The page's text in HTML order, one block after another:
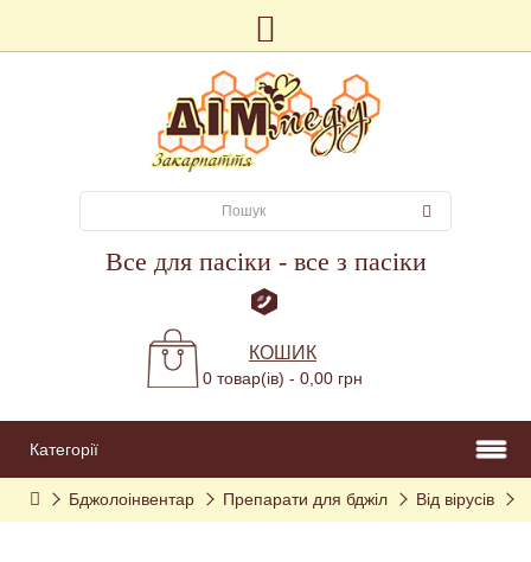
Все для пасіки - все з пасіки
КОШИК
0 товар(ів) - 0,00 грн
Категорії
Бджолоінвентар Препарати для бджіл Від вірусів